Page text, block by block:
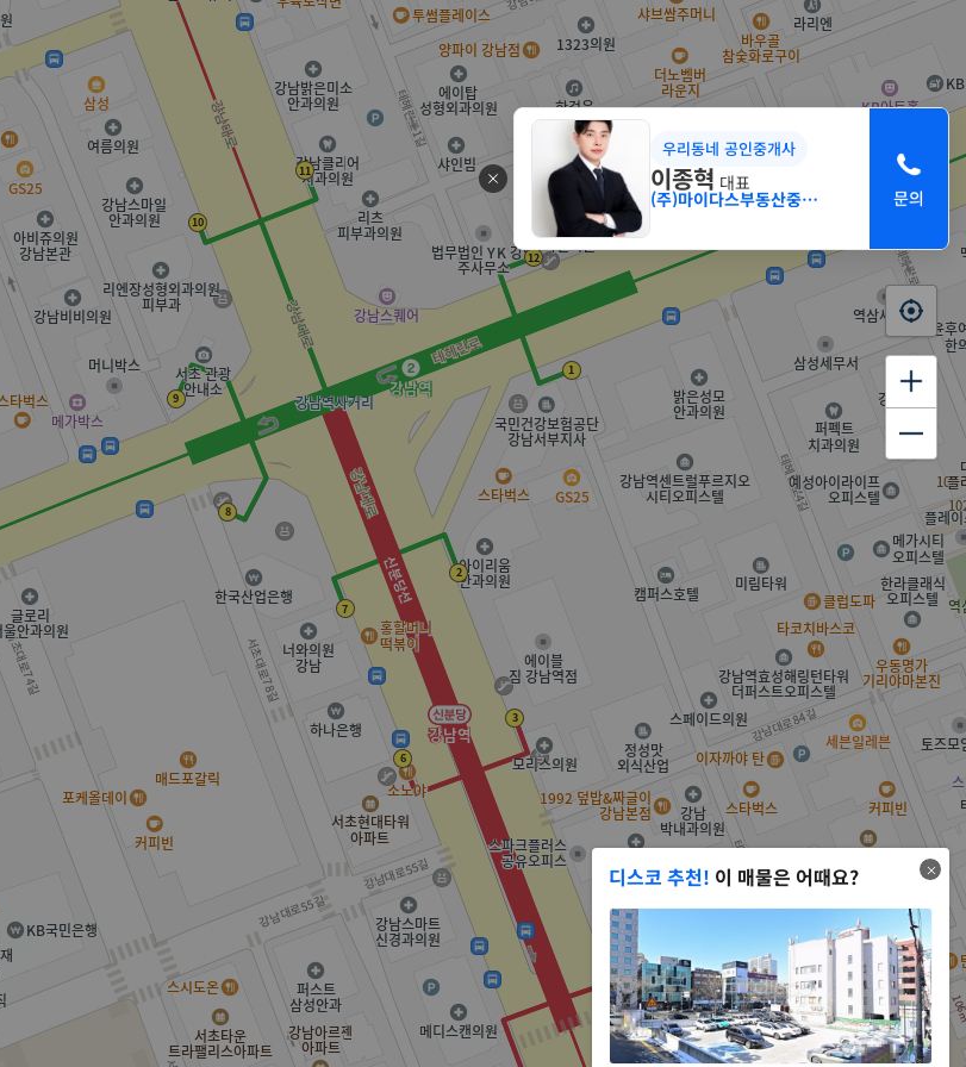
디스코 추천! 이 매물은 어때요?
우리동네 공인중개사
이종혁 대표
(주)마이다스부동산중개법인 서초